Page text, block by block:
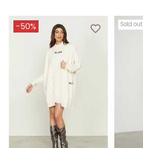
-50% Sold out